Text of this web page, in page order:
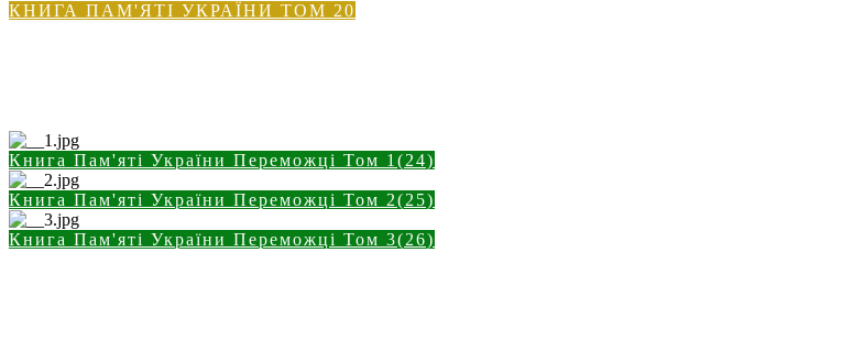
КНИГА ПАМ'ЯТІ УКРАЇНИ ТОМ 20
Книга Пам'яті України Переможці Том 1(24)
Книга Пам'яті України Переможці Том 2(25)
Книга Пам'яті України Переможці Том 3(26)